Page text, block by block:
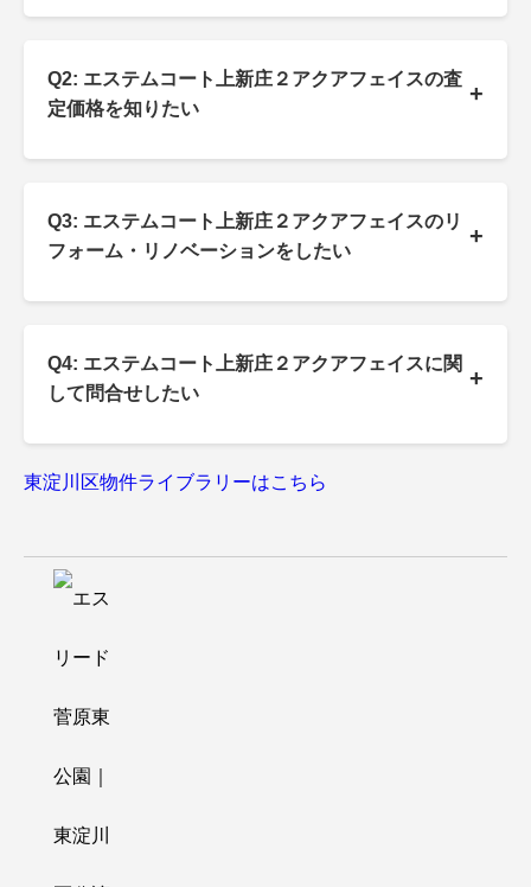
Q2: エステムコート上新庄２アクアフェイスの査
定価格を知りたい
+
Q3: エステムコート上新庄２アクアフェイスのリ
フォーム・リノベーションをしたい
+
Q4: エステムコート上新庄２アクアフェイスに関
して問合せしたい
+
東淀川区物件ライブラリーはこちら